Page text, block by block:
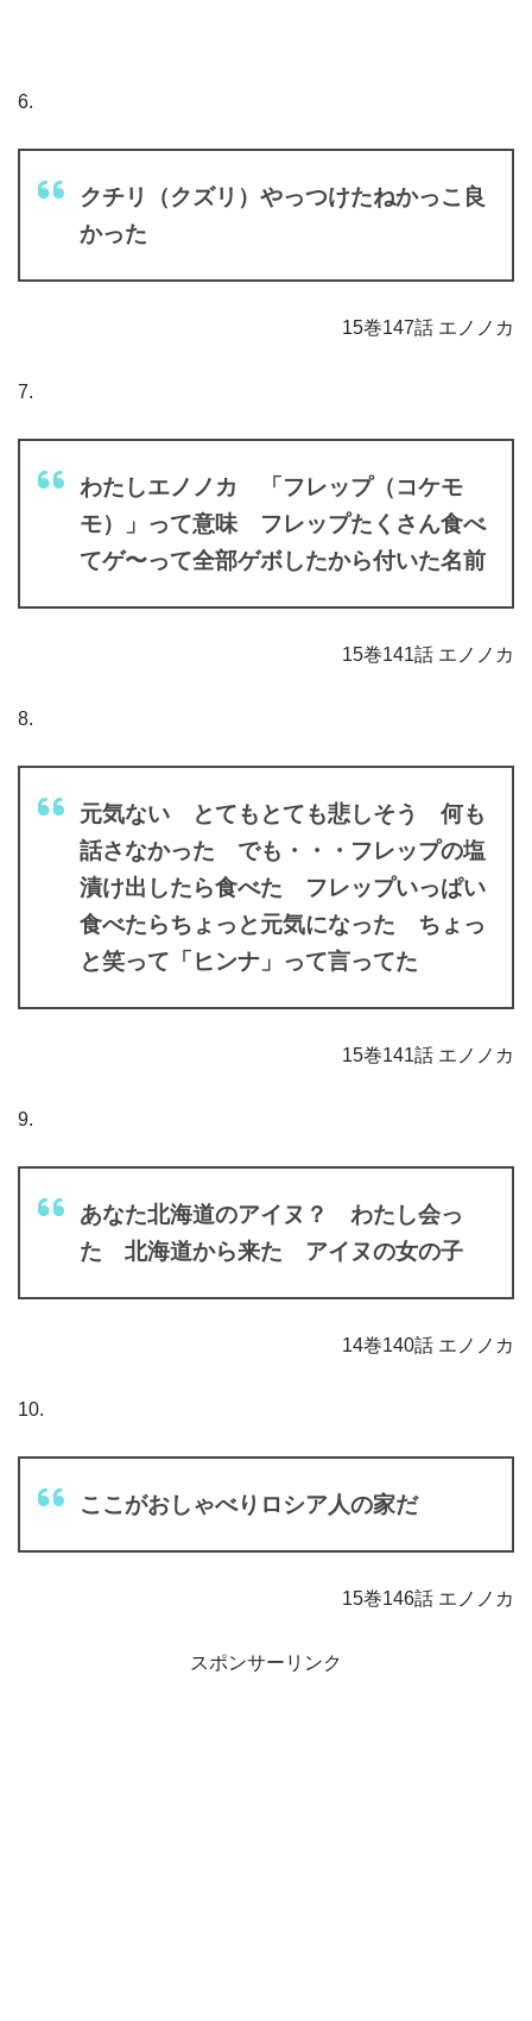
6.
クチリ（クズリ）やっつけたねかっこ良
かった
15巻147話 エノノカ
7.
わたしエノノカ 「フレップ（コケモ
モ）」って意味 フレップたくさん食べ
てゲ〜って全部ゲボしたから付いた名前
15巻141話 エノノカ
8.
元気ない とてもとても悲しそう 何も
話さなかった でも・・・フレップの塩
漬け出したら食べた フレップいっぱい
食べたらちょっと元気になった ちょっ
と笑って「ヒンナ」って言ってた
15巻141話 エノノカ
9.
あなた北海道のアイヌ？ わたし会っ
た 北海道から来た アイヌの女の子
14巻140話 エノノカ
10.
ここがおしゃべりロシア人の家だ
15巻146話 エノノカ
スポンサーリンク